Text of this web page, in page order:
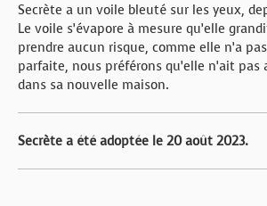
Secrète a un voile bleuté sur les yeux,
Le voile s’évapore à mesure qu’elle
prendre aucun risque, comme elle n’a
parfaite, nous préférons qu’elle n’ait pas
dans sa nouvelle maison.
Secrète a été adoptée le 20 août 2023.